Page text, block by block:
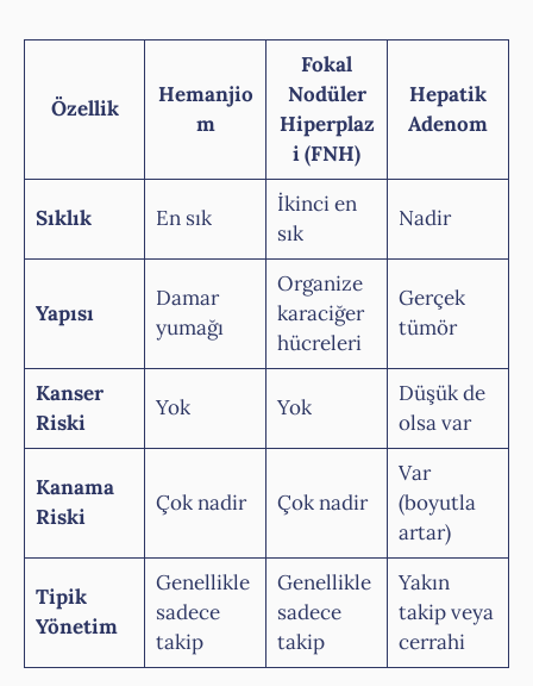
Özellik
Hemanjio
m
Fokal
Nodüler
Hiperplaz
i (FNH)
Hepatik
Adenom
Sıklık En sık
İkinci en
sık
Nadir
Yapısı
Damar
yumağı
Organize
karaciğer
hücreleri
Gerçek
tümör
Kanser
Riski
Yok Yok
Düşük de
olsa var
Kanama
Riski
Çok nadir Çok nadir
Var
(boyutla
artar)
Tipik
Yönetim
Genellikle
sadece
takip
Genellikle
sadece
takip
Yakın
takip veya
cerrahi